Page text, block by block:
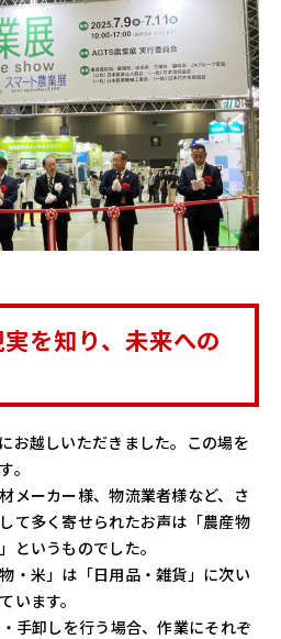
を知り、未来への
お越しいただきました。この場を
。
メーカー様、物流業者様など、さ
て多く寄せられたお声は「農産物
というものでした。
・米」は「日用品・雑貨」に次い
います。
手卸しを行う場合、作業にそれぞ